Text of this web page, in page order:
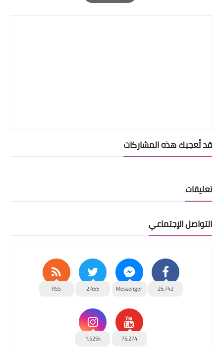
Print
قد تُعجبك هذه المشاركات
تعليقات
التواصل الإجتماعي
25,742
Messenger
2,455
RSS
75,274
1,525k